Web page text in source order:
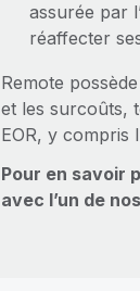
assurée par
réaffecter
Remote
et les surcoûts,
EOR, y compris
Pour en savoir
avec l’un de